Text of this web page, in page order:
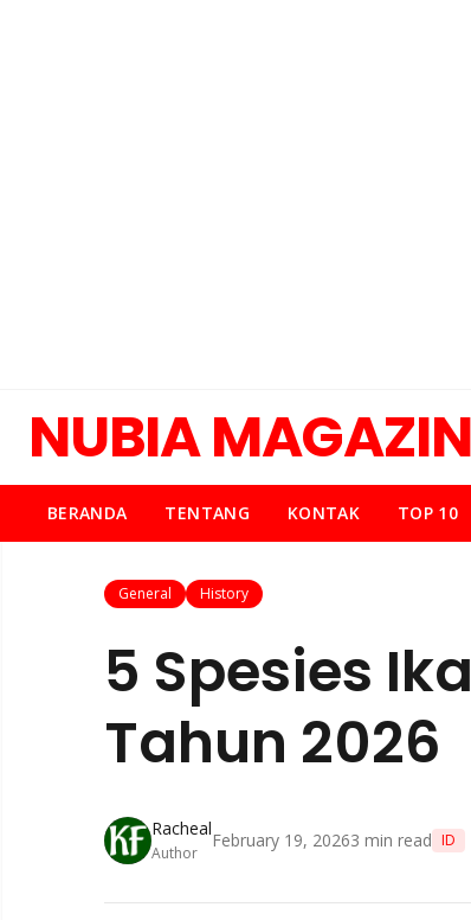
NUBIA
BERANDA TENTANG KONTAK TOP 10
General History
5 Spesies
Tahun 2026
Racheal
Author
February 19, 20263 min read ID